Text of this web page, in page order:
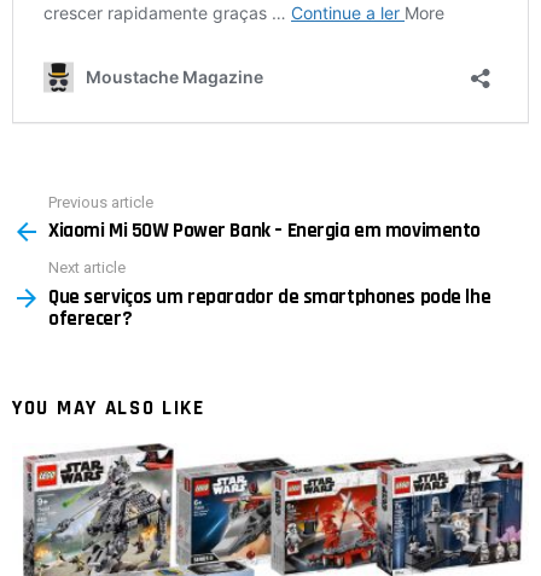
more
Previous article
Xiaomi Mi 50W Power Bank – Energia em movimento
Next article
Que serviços um reparador de smartphones pode lhe
oferecer?
YOU MAY ALSO LIKE